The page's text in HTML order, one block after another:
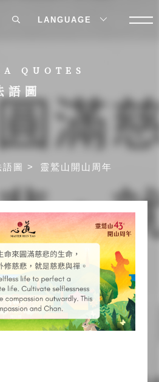
QUOTES
語圖
語圖 靈鷲山開山周年
LANGUAGE